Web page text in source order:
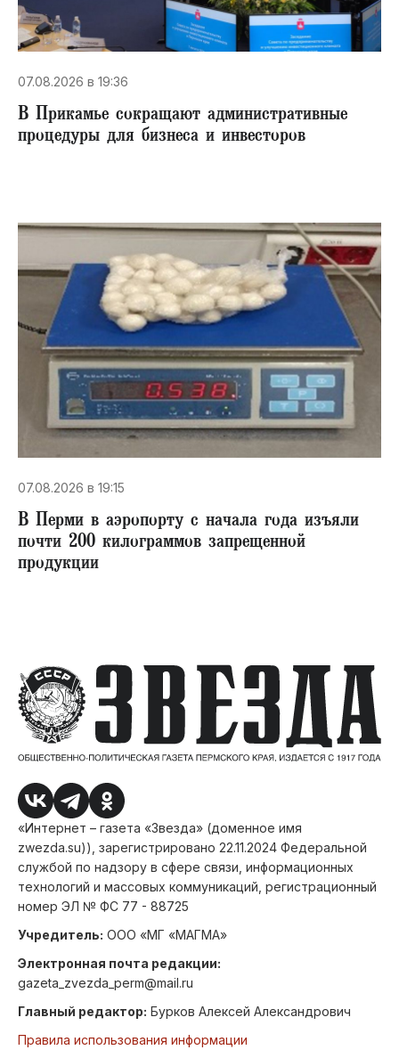
07.08.2026 в 19:36
В Прикамье сокращают административные
процедуры для бизнеса и инвесторов
07.08.2026 в 19:15
В Перми в аэропорту с начала года изъяли
почти 200 килограммов запрещенной
продукции
«Интернет – газета «Звезда» (доменное имя
zwezda.su)), зарегистрировано 22.11.2024 Федеральной
службой по надзору в сфере связи, информационных
технологий и массовых коммуникаций, регистрационный
номер ЭЛ № ФС 77 - 88725
Учредитель: ООО «МГ «МАГМА»
Электронная почта редакции:
gazeta_zvezda_perm@mail.ru
Главный редактор: Бурков Алексей Александрович
Правила использования информации